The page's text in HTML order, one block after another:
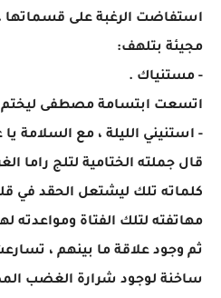
استفاضت الرغبة على قسماتها ،
مجيئة بتلهف:
- مستنياك .
اتسعت ابتسامة مصطفى ليختم
- استنيني الليلة ، مع السلامة
قال جملته الختامية لتلج راما
كلماته تلك ليشتعل الحقد في
مهاتفته لتلك الفتاة ومواعدته
ثم وجود علاقة ما بينهم ،
ساخنة لوجود شرارة الغضب